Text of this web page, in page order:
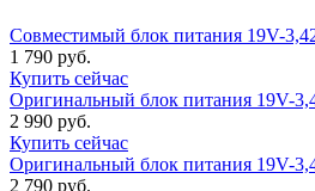
Совместимый блок питания 19V-
1 790 руб.
Купить сейчас
Оригинальный блок питания 19V-
2 990 руб.
Купить сейчас
Оригинальный блок питания 19V-
2 790 руб.